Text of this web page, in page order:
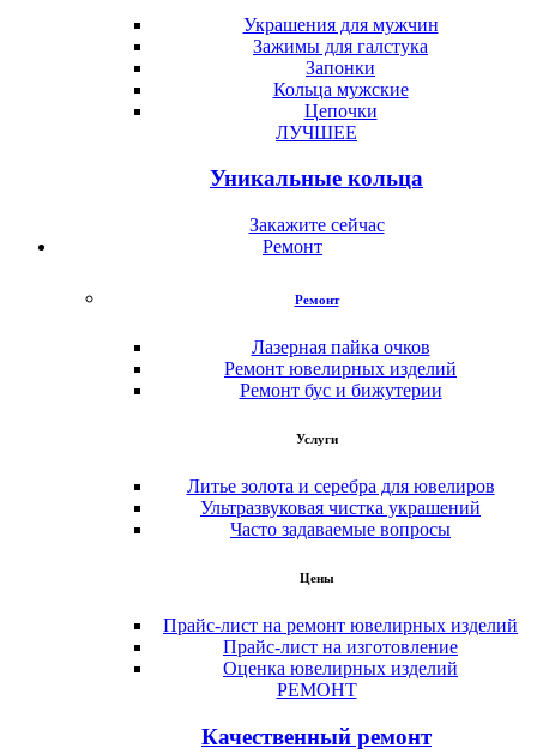
Украшения для мужчин
Зажимы для галстука
Запонки
Кольца мужские
Цепочки
ЛУЧШЕЕ
Уникальные кольца
Закажите сейчас
Ремонт
Ремонт
Лазерная пайка очков
Ремонт ювелирных изделий
Ремонт бус и бижутерии
Услуги
Литье золота и серебра для ювелиров
Ультразвуковая чистка украшений
Часто задаваемые вопросы
Цены
Прайс-лист на ремонт ювелирных изделий
Прайс-лист на изготовление
Оценка ювелирных изделий
РЕМОНТ
Качественный ремонт